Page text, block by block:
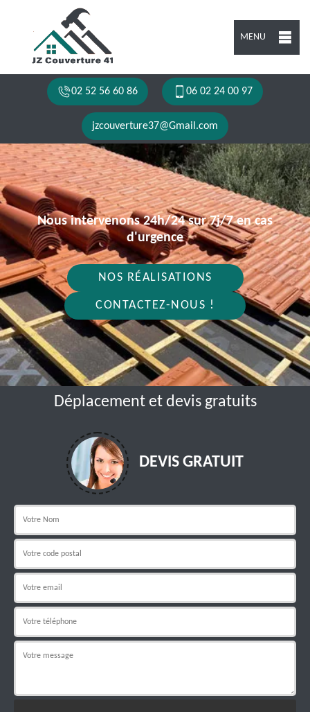
MENU
02 52 56 60 86 06 02 24 00 97
jzcouverture37@Gmail.com
Nous intervenons 24h/24 sur 7j/7 en cas
d'urgence
NOS RÉALISATIONS
CONTACTEZ-NOUS !
Déplacement et devis gratuits
DEVIS GRATUIT